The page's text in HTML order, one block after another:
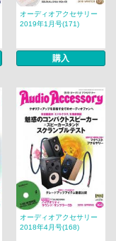
オーディオアクセサリー
2019年1月号(171)
購入
オーディオアクセサリー
2018年4月号(168)